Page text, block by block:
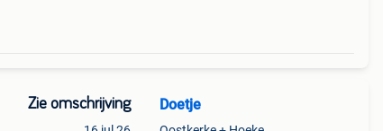
Zie omschrijving Doetje